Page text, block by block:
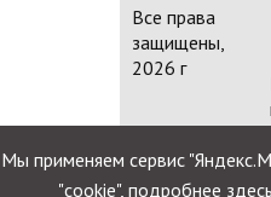
Все права
защищены,
2026 г
Мы применяем сервис
"cookie", подробнее здесь